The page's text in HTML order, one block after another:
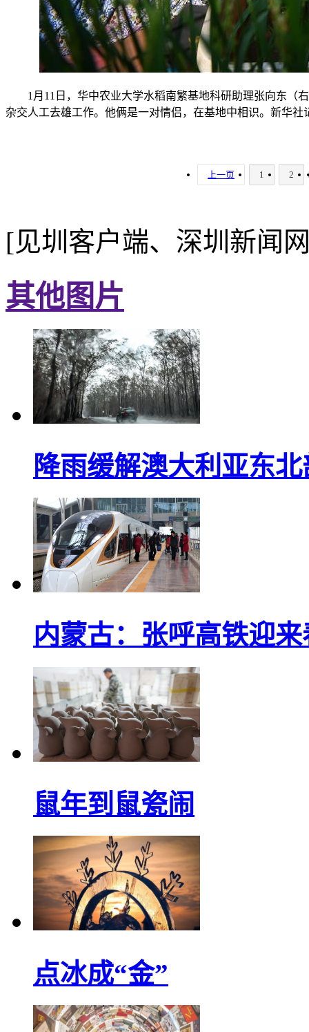
1月11日，华中农业大学水稻南繁基地科研助理张向东（
杂交人工去雄工作。他俩是一对情侣，在基地中相识。新华社
上一页 1 2
[见圳客户端、深圳新闻
其他图片
降雨缓解澳大利亚东
内蒙古：张呼高铁迎
鼠年到鼠瓷闹
点冰成“金”